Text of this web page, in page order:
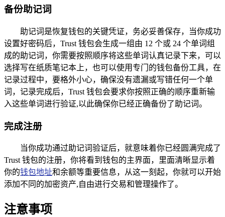
备份助记词
助记词是恢复钱包的关键凭证，务必妥善保存，当你成功
设置好密码后，Trust 钱包会生成一组由 12 个或 24 个单词组
成的助记词，你需要按照顺序将这些单词认真记录下来，可以
选择写在纸质笔记本上，也可以使用专门的钱包备份工具，在
记录过程中，要格外小心，确保没有遗漏或写错任何一个单
词，记录完成后，Trust 钱包会要求你按照正确的顺序重新输
入这些单词进行验证,以此确保你已经正确备份了助记词。
完成注册
当你成功通过助记词验证后，就意味着你已经圆满完成了
Trust 钱包的注册，你将看到钱包的主界面，里面清晰显示着
你的钱包地址和余额等重要信息，从这一刻起，你就可以开始
添加不同的加密资产,自由进行交易和管理操作了。
注意事项